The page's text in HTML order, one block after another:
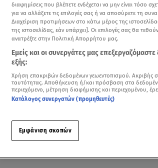
Eurovision: Η Τουρκάλα fan που έγινε viral με τη Σάττι
Δείτε περισσότερα άρθρα μας
Add star.gr
Μία γνώριμη φιγούρα από την προπέρσινη
διαφημίσεις που βλέπετε ενδέχεται να μην είναι τόσο
για να αλλάξετε τις επιλογές σας ή να αποσύρετε τη
Διαχείριση προτιμήσεων στο κάτω μέρος της
της ιστοσελίδας, εάν υπάρχει]. Οι επιλογές σας θα
ανατρέξτε στην Πολιτική Απορρήτου μας.
Εμείς και οι συνεργάτες μας
εξής:
Χρήση επακριβών δεδομένων γεωεντοπισμού. Ακριβής
ταυτότητας. Αποθήκευση ή/και πρόσβαση στα
περιεχόμενο, μέτρηση διαφήμισης και περιεχομένου,
Κατάλογος συνεργατών (προμηθευτές)
Εμφάνιση σκοπών